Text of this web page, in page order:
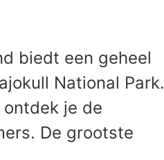
biedt een geheel
National Park.
je de
De grootste